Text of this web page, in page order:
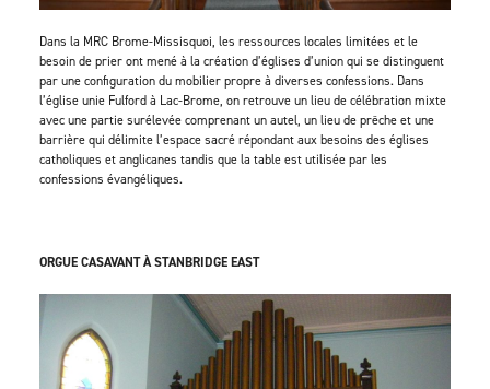
Dans la MRC Brome-Missisquoi, les ressources locales limitées et le
besoin de prier ont mené à la création d’églises d’union qui se distinguent
par une configuration du mobilier propre à diverses confessions. Dans
l’église unie Fulford à Lac-Brome, on retrouve un lieu de célébration mixte
avec une partie surélevée comprenant un autel, un lieu de prêche et une
barrière qui délimite l’espace sacré répondant aux besoins des églises
catholiques et anglicanes tandis que la table est utilisée par les
confessions évangéliques.
ORGUE CASAVANT À STANBRIDGE EAST